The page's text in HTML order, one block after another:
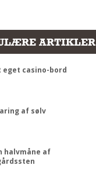
ARTIKLER
eget casino-bord
af sølv
halvmåne af